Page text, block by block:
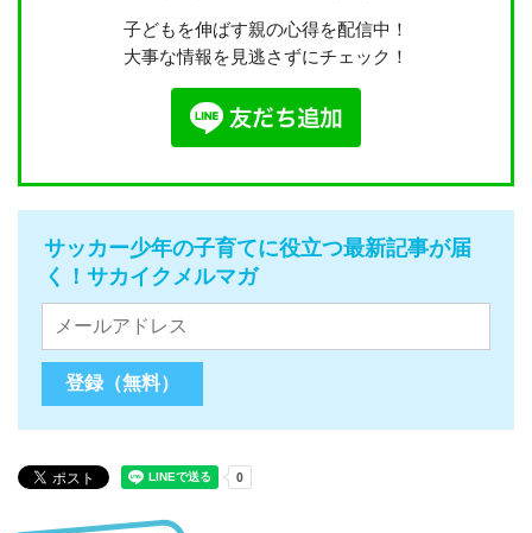
子どもを伸ばす親の心得を配信中！
大事な情報を見逃さずにチェック！
サッカー少年の子育てに役立つ最新記事が届
く！サカイクメルマガ